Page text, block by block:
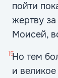
пойти
жертву
Моисей,
15Но тем
и